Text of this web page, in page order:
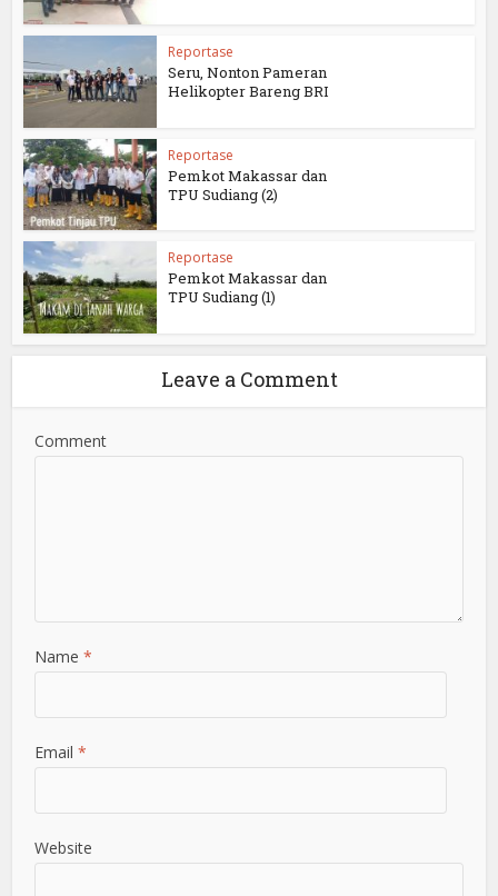
Reportase
Seru, Nonton Pameran
Helikopter Bareng BRI
Reportase
Pemkot Makassar dan
TPU Sudiang (2)
Reportase
Pemkot Makassar dan
TPU Sudiang (1)
Leave a Comment
Comment
Name *
Email *
Website